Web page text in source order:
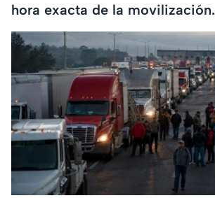
hora exacta de la movilización.